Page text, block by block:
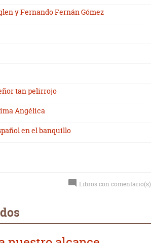
y Fernando Fernán Gómez
tan pelirrojo
Angélica
en el banquillo
Libros con comentario(s)